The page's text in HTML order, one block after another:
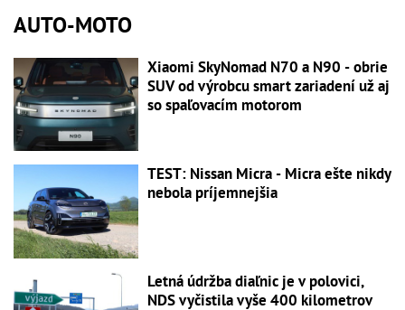
AUTO-MOTO
Xiaomi SkyNomad N70 a N90 - obrie
SUV od výrobcu smart zariadení už aj
so spaľovacím motorom
TEST: Nissan Micra - Micra ešte nikdy
nebola príjemnejšia
Letná údržba diaľnic je v polovici,
NDS vyčistila vyše 400 kilometrov